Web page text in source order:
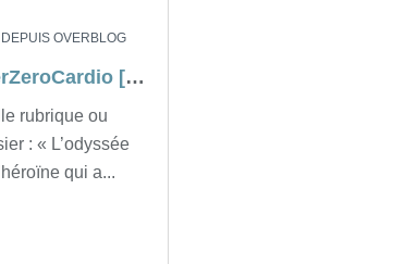
,NIMPORTEQUOI
OVERBLOG
L’odyssée de SuperZeroCardio [Mes chroniques de la loose]
rubrique ou
: « L’odyssée
qui a...